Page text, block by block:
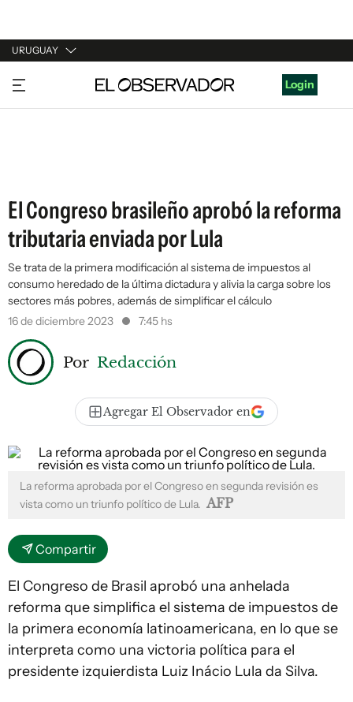
URUGUAY
URUGUAY
ARGENTINA
Login
El Congreso brasileño aprobó la reforma
tributaria enviada por Lula
Se trata de la primera modificación al sistema de impuestos al
consumo heredado de la última dictadura y alivia la carga sobre los
sectores más pobres, además de simplificar el cálculo
16 de diciembre 2023
7:45 hs
Por Redacción
Agregar El Observador en
La reforma aprobada por el Congreso en segunda revisión es
vista como un triunfo político de Lula. AFP
Compartir
El Congreso de Brasil aprobó una anhelada
reforma que simplifica el sistema de impuestos de
la primera economía latinoamericana, en lo que se
interpreta como una victoria política para el
presidente izquierdista Luiz Inácio Lula da Silva.